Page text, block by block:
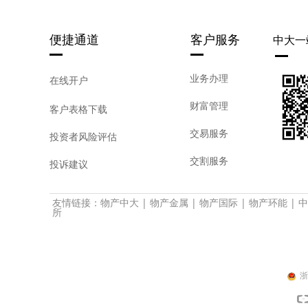
便捷通道
在线开户
客户表格下载
投资者风险评估
投诉建议
业务办理
财富管理
交易服务
交割服务
客户服务
友情链接： 物产中大 | 物产金属 | 物产国际 | 物产环能 |
所
中大